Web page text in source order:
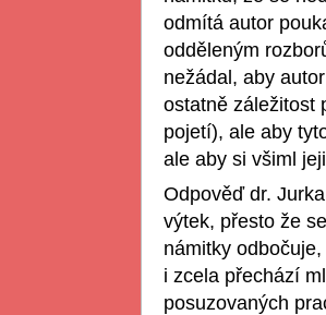
odmítá autor
odděleným
nežádal, aby
ostatně záležitost
pojetí), ale aby
ale aby si všiml
Odpověď dr.
výtek, přesto že
námitky
i zcela přechází
posuzovaných